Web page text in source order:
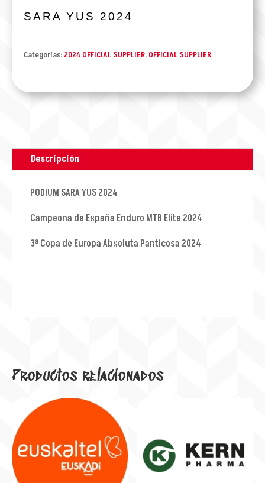
SARA YUS 2024
Categorías: 2024 OFFICIAL SUPPLIER, OFFICIAL SUPPLIER
Descripción
PODIUM SARA YUS 2024
Campeona de España Enduro MTB Elite 2024
3ª Copa de Europa Absoluta Panticosa 2024
Productos relacionados